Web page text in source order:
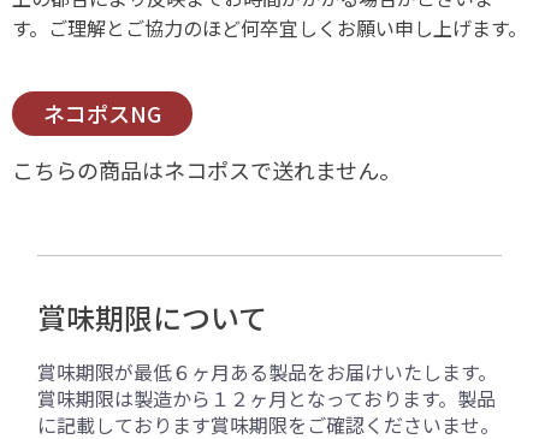
す。ご理解とご協力のほど何卒宜しくお願い申し上げます。
ネコポスNG
こちらの商品はネコポスで送れません。
賞味期限について
賞味期限が最低６ヶ月ある製品をお届けいたします。
賞味期限は製造から１２ヶ月となっております。製品
に記載しております賞味期限をご確認くださいませ。